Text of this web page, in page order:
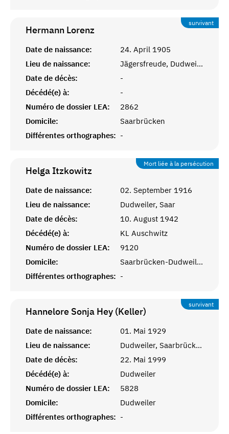
survivant
Hermann Lorenz
Date de naissance:
24. April 1905
Lieu de naissance:
Jägersfreude, Dudweiler
Date de décès:
-
Décédé(e) à:
-
Numéro de dossier LEA:
2862
Domicile:
Saarbrücken
Différentes orthographes: -
Mort liée à la persécution
Helga Itzkowitz
Date de naissance:
02. September 1916
Lieu de naissance:
Dudweiler, Saar
Date de décès:
10. August 1942
Décédé(e) à:
KL Auschwitz
Numéro de dossier LEA:
9120
Domicile:
Saarbrücken-Dudweiler
Différentes orthographes: -
survivant
Hannelore Sonja Hey (Keller)
Date de naissance:
01. Mai 1929
Lieu de naissance:
Dudweiler, Saarbrücken
Date de décès:
22. Mai 1999
Décédé(e) à:
Dudweiler
Numéro de dossier LEA:
5828
Domicile:
Dudweiler
Différentes orthographes: -